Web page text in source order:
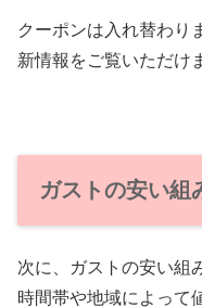
クーポンは入れ替わり
新情報をご覧いただけ
ガストの安い組
次に、ガストの安い組
時間帯や地域によって